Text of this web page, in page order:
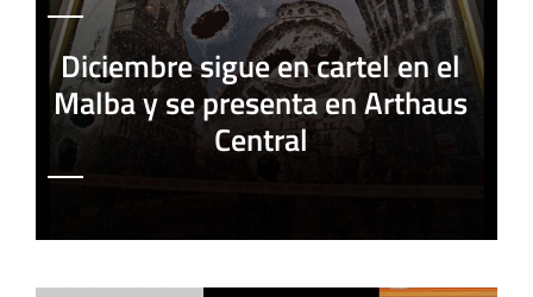
Diciembre sigue en cartel en el
Malba y se presenta en Arthaus
Central